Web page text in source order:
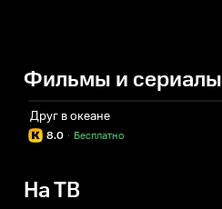
Фильмы и сериалы
Друг в океане
8.0 Бесплатно
·
На ТВ